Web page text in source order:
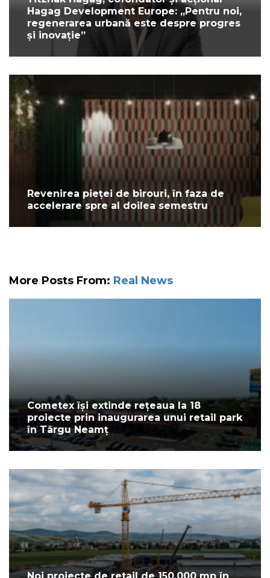
Hagag Development Europe: „Pentru noi,
regenerarea urbană este despre progres
și inovație”
Revenirea pieței de birouri, în faza de
accelerare spre al doilea semestru
More Posts From: Real News
Cometex își extinde rețeaua la 18
proiecte prin inaugurarea unui retail park
în Târgu Neamț